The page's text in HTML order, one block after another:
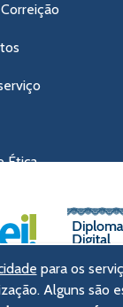
Ética
para os
Alguns são